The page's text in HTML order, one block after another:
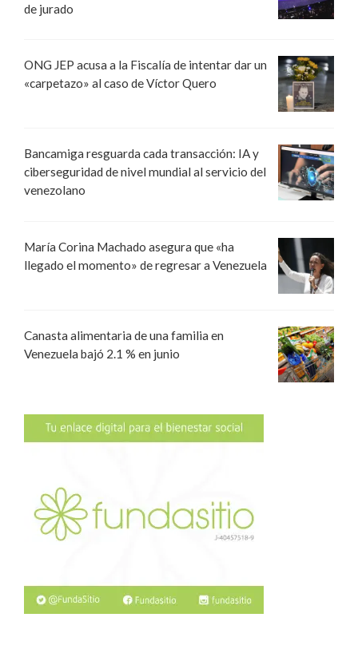
de jurado
ONG JEP acusa a la Fiscalía de intentar dar un
«carpetazo» al caso de Víctor Quero
Bancamiga resguarda cada transacción: IA y
ciberseguridad de nivel mundial al servicio del
venezolano
María Corina Machado asegura que «ha
llegado el momento» de regresar a Venezuela
Canasta alimentaria de una familia en
Venezuela bajó 2.1 % en junio